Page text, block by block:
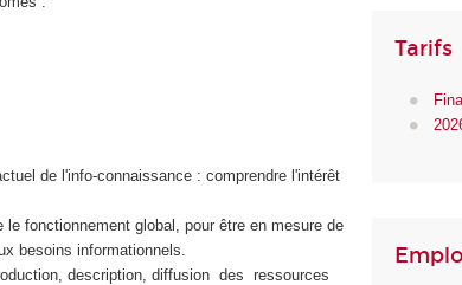
de l'info-connaissance : comprendre l'intérêt
fonctionnement global, pour être en mesure de
besoins informationnels.
description, diffusion des ressources
Tarifs